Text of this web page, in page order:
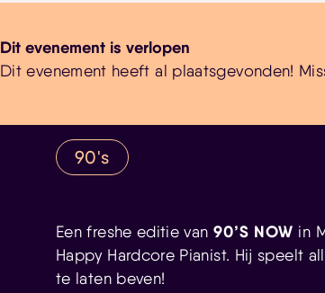
Dit evenement is verlopen
Dit evenement heeft al plaatsgevonden!
90's
Een freshe editie van 90’S NOW in
Happy Hardcore Pianist. Hij speelt
te laten beven!